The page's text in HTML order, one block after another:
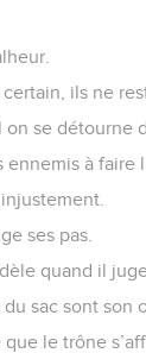
ils ne
on se détourne
à faire
ses pas.
quand il
du sac sont son
que le trône